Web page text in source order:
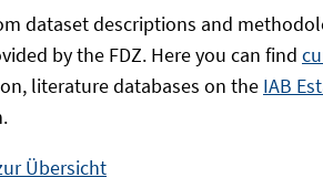
dataset descriptions and
by the FDZ. Here you can find
literature databases on the IAB
Übersicht